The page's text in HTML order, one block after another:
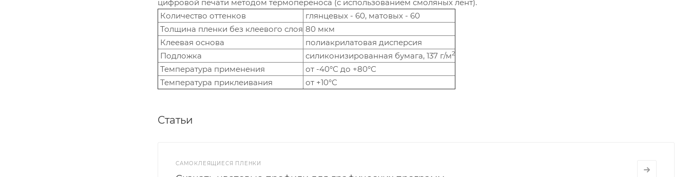
цифровой печати методом термопереноса (с использованием смоляных лент).
Количество оттенков
глянцевых - 60, матовых - 60
Толщина пленки без клеевого слоя 80 мкм
Клеевая основа
полиакрилатовая дисперсия
Подложка
силиконизированная бумага, 137 г/м2
Температура применения
от -40°С до +80°С
Температура приклеивания
от +10°С
Статьи
САМОКЛЕЯЩИЕСЯ ПЛЕНКИ